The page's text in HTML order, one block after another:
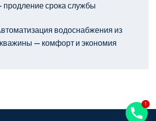
продление срока службы
водоснабжения из
— комфорт и экономия
11